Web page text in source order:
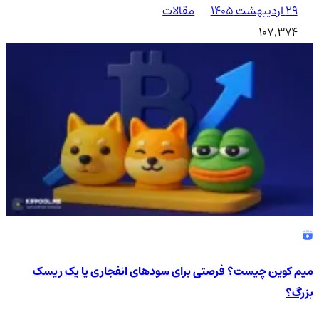
۲۹ اردیبهشت ۱۴۰۵
مقالات
107,374
میم کوین چیست؟ فرصتی برای سودهای انفجاری یا یک ریسک
بزرگ؟